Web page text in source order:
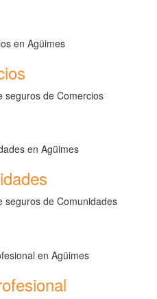
seguros de Comercios
seguros de Comunidades